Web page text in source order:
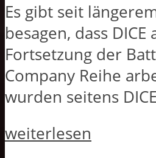
Es gibt seit
besagen, dass
Fortsetzung der
Company Reihe
wurden seitens
weiterlesen